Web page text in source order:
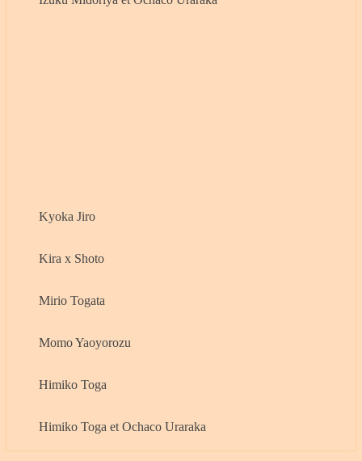
Kyoka Jiro
Kira x Shoto
Mirio Togata
Momo Yaoyorozu
Himiko Toga
Himiko Toga et Ochaco Uraraka